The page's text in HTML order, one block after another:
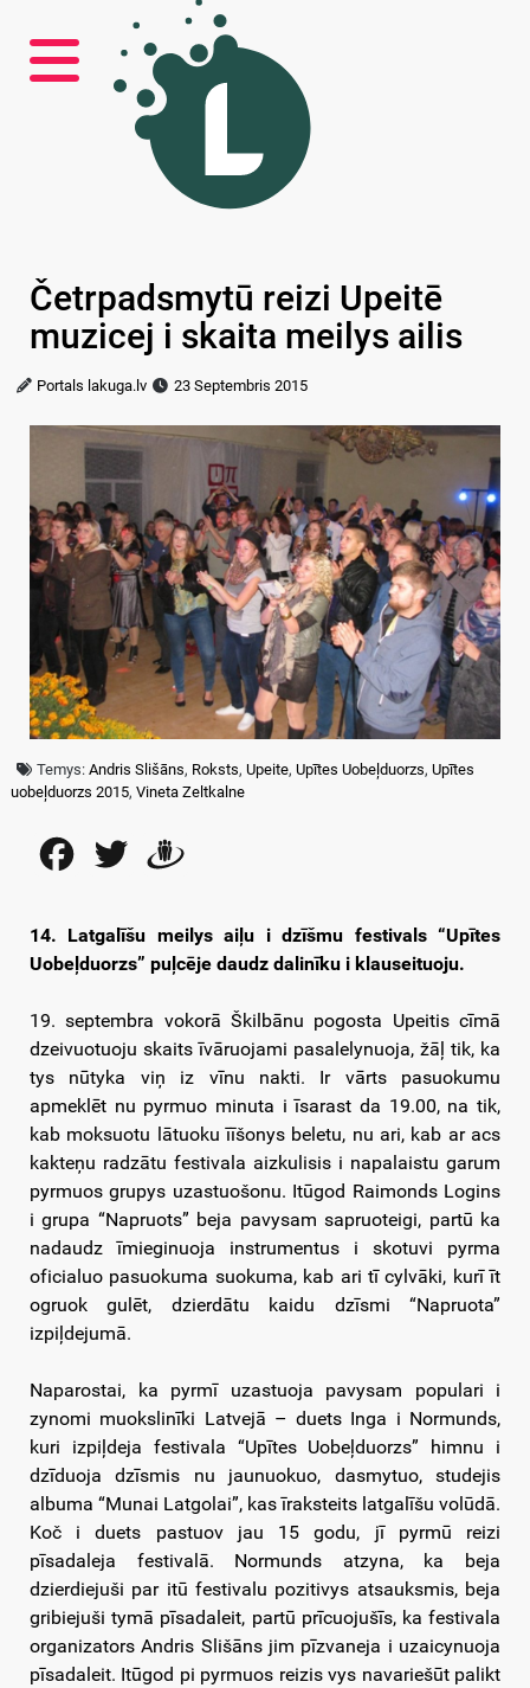
Četrpadsmytū reizi Upeitē
muzicej i skaita meilys ailis
Portals lakuga.lv 23 Septembris 2015
Temys:Andris Slišāns, Roksts,Upeite,Upītes Uobeļduorzs,Upītes
uobeļduorzs 2015, Vineta Zeltkalne
FacebookTwitter
14. Latgalīšu meilys aiļu i dzīšmu festivals “Upītes
Uobeļduorzs” puļcēje daudz dalinīku i klauseituoju.
19. septembra vokorā Škilbānu pogosta Upeitis cīmā
dzeivuotuoju skaits īvāruojami pasalelynuoja, žāļ tik, ka
tys nūtyka viņ iz vīnu nakti. Ir vārts pasuokumu
apmeklēt nu pyrmuo minuta i īsarast da 19.00, na tik,
kab moksuotu lātuoku īīšonys beletu, nu ari, kab ar acs
kakteņu radzātu festivala aizkulisis i napalaistu garum
pyrmuos grupys uzastuošonu. Itūgod Raimonds Logins
i grupa “Napruots” beja pavysam sapruoteigi, partū ka
nadaudz īmieginuoja instrumentus i skotuvi pyrma
oficialuo pasuokuma suokuma, kab ari tī cylvāki, kurī īt
ogruok gulēt, dzierdātu kaidu dzīsmi “Napruota”
izpiļdejumā.
Naparostai, ka pyrmī uzastuoja pavysam populari i
zynomi muokslinīki Latvejā – duets Inga i Normunds,
kuri izpiļdeja festivala “Upītes Uobeļduorzs” himnu i
dzīduoja dzīsmis nu jaunuokuo, dasmytuo, studejis
albuma “Munai Latgolai”, kas īraksteits latgalīšu volūdā.
Koč i duets pastuov jau 15 godu, jī pyrmū reizi
pīsadaleja festivalā. Normunds atzyna, ka beja
dzierdiejuši par itū festivalu pozitivys atsauksmis, beja
gribiejuši tymā pīsadaleit, partū prīcuojušīs, ka festivala
organizators Andris Slišāns jim pīzvaneja i uzaicynuoja
pīsadaleit. Itūgod pi pyrmuos reizis vys navariešūt palikt